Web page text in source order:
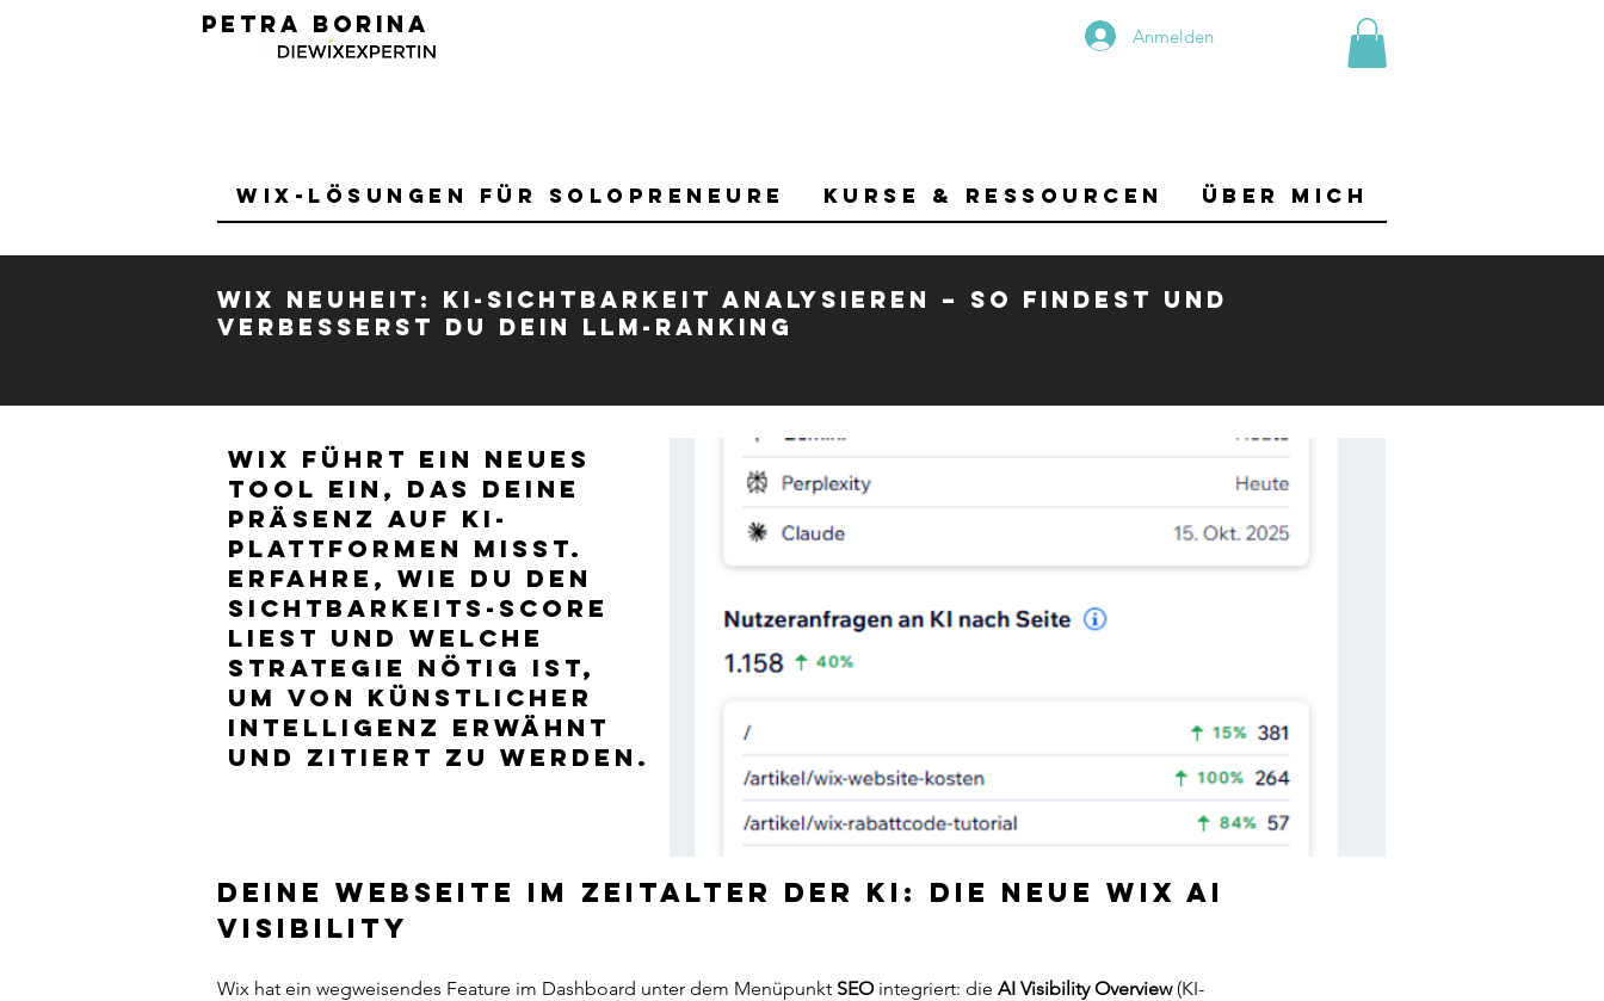
PETRA BORINA Anmelden
Wix-Lösungen für Solopreneure Kurse & Ressourcen Über mich
Wix Neuheit: KI-Sichtbarkeit analysieren – So findest und
verbesserst du dein LLM-Ranking
Wix führt ein neues
Tool ein, das deine
Präsenz auf KI-
Plattformen misst.
Erfahre, wie du den
Sichtbarkeits-Score
liest und welche
Strategie nötig ist,
um von künstlicher
Intelligenz erwähnt
und zitiert zu werden.
Deine Webseite im Zeitalter der KI: Die neue Wix AI
Visibility
Wix hat ein wegweisendes Feature im Dashboard unter dem Menüpunkt SEO integriert: die AI Visibility Overview (KI-